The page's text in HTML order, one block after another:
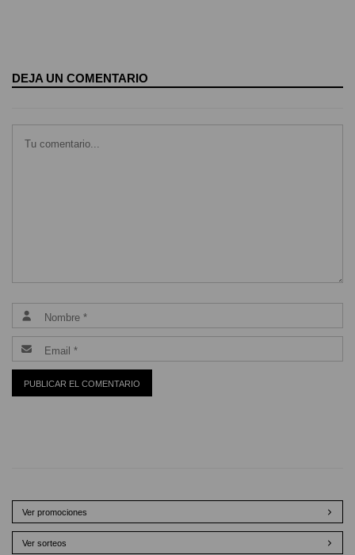
DEJA UN COMENTARIO
Ver promociones
Ver sorteos